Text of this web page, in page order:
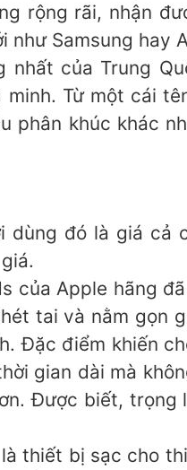
rộng rãi, nhận
như Samsung hay
của Trung
Từ một cái
khúc khác
đó là giá cả
của Apple hãng
tai và nằm gọn
Đặc điểm khiến
gian dài mà
Được biết,
thiết bị sạc cho